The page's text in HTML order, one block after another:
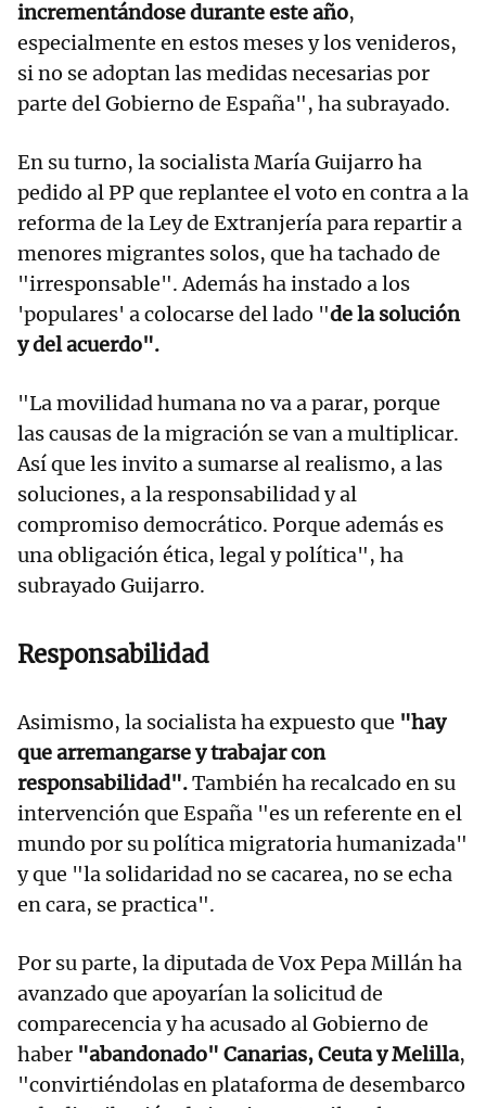
incrementándose durante este año,
especialmente en estos meses y los venideros,
si no se adoptan las medidas necesarias por
parte del Gobierno de España", ha subrayado.
En su turno, la socialista María Guijarro ha
pedido al PP que replantee el voto en contra a la
reforma de la Ley de Extranjería para repartir a
menores migrantes solos, que ha tachado de
"irresponsable". Además ha instado a los
'populares' a colocarse del lado "de la solución
y del acuerdo".
"La movilidad humana no va a parar, porque
las causas de la migración se van a multiplicar.
Así que les invito a sumarse al realismo, a las
soluciones, a la responsabilidad y al
compromiso democrático. Porque además es
una obligación ética, legal y política", ha
subrayado Guijarro.
Responsabilidad
Asimismo, la socialista ha expuesto que "hay
que arremangarse y trabajar con
responsabilidad".También ha recalcado en su
intervención que España "es un referente en el
mundo por su política migratoria humanizada"
y que "la solidaridad no se cacarea, no se echa
en cara, se practica".
Por su parte, la diputada de Vox Pepa Millán ha
avanzado que apoyarían la solicitud de
comparecencia y ha acusado al Gobierno de
haber "abandonado" Canarias, Ceuta y Melilla,
"convirtiéndolas en plataforma de desembarco